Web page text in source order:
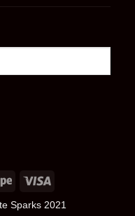
Stripe
Sparks 2021